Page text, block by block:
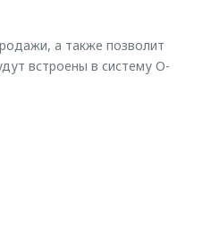
а также позволит
встроены в систему O-